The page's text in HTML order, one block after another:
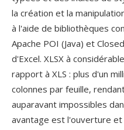
la création et la
à l'aide de bibliothèques
Apache POI (Java) et
d'Excel. XLSX à
rapport à XLS : plus d'un
colonnes par feuille,
auparavant impossibles
avantage est l'ouverture et